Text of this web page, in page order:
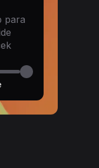
para